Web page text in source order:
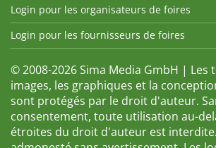
Login pour les organisateurs de foires
Login pour les fournisseurs de foires
© 2008-2026 Sima Media GmbH | Les
images, les graphiques et la
sont protégés par le droit d'auteur.
consentement, toute utilisation au-
étroites du droit d'auteur est